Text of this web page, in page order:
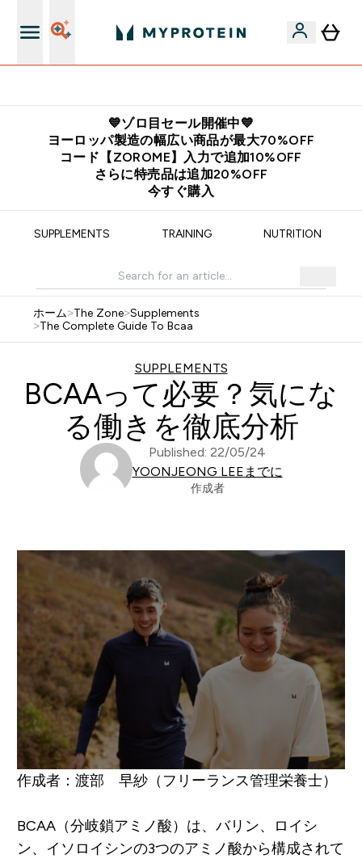
💙ゾロ目セール開催中💙
ヨーロッパ製造の幅広い商品が最大70%OFF
コード【ZOROME】入力で追加10%OFF
さらに特売品は追加20%OFF
今すぐ購入
SUPPLEMENTS TRAINING NUTRITION
ホーム>The Zone>Supplements
>The Complete Guide To Bcaa
SUPPLEMENTS
BCAAって必要？気にな
る働きを徹底分析
Published: 22/05/24
YOONJEONG LEEまでに
作成者
作成者：渡部 早紗（フリーランス管理栄養士）
BCAA（分岐鎖アミノ酸）は、バリン、ロイシ
ン、イソロイシンの3つのアミノ酸から構成されて